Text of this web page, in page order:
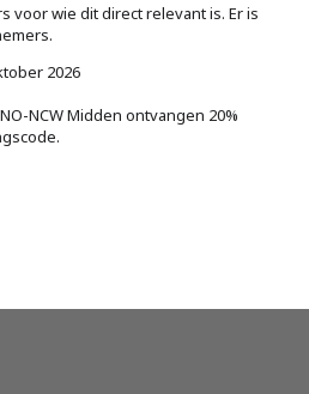
voor wie dit direct relevant is. Er is
2026
NCW Midden ontvangen 20%